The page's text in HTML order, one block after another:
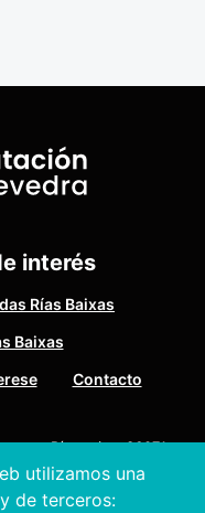
utilizamos una
de terceros:
interés
Rías Baixas
Baixas
Contacto
Ríos, s/n - 36071
986 804 124